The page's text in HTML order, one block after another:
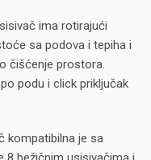
ima rotirajući
sa podova i tepiha i
čišćenje prostora.
podu i click priključak
kompatibilna je sa